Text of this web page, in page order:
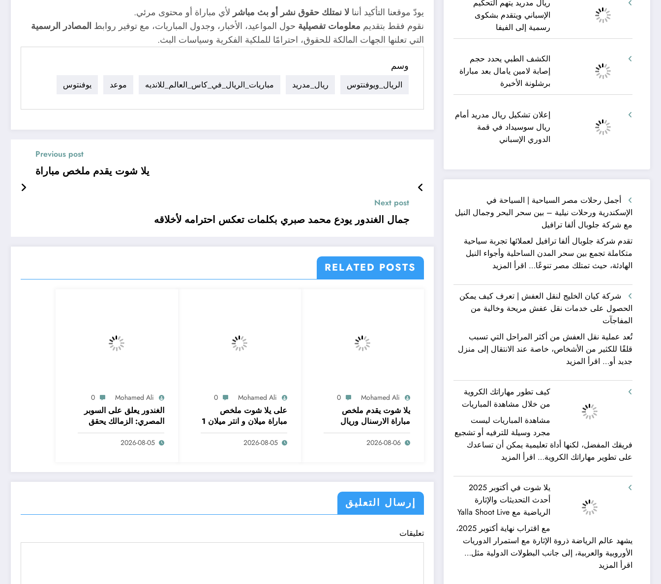
ريال مدريد يتهم التحكيم
الإسباني ويتقدم بشكوى
رسمية إلى الفيفا
الكشف الطبي يحدد حجم
إصابة لامين يامال بعد مباراة
برشلونة الأخيرة
إعلان تشكيل ريال مدريد أمام
ريال سوسيداد في قمة
الدوري الإسباني
أجمل رحلات مصر السياحية | السياحة في
الإسكندرية ورحلات نيلية – بين سحر البحر وجمال النيل
مع شركة جلوبال ألفا ترافيل
تقدم شركة جلوبال ألفا ترافيل لعملائها تجربة سياحية
متكاملة تجمع بين سحر المدن الساحلية وأجواء النيل
الهادئة، حيث تمتلك مصر تنوعًا… اقرأ المزيد
مصر
السياحية
السياحة
في
نيلية
–
سحر
البحر
وجمال
مع
شركة
جلوبال
ألفا
ترافيل
شركة كيان الخليج لنقل العفش | تعرف كيف يمكن
الحصول على خدمات نقل عفش مريحة وخالية من
المفاجآت
تُعد عملية نقل العفش من أكثر المراحل التي تسبب
قلقًا للكثير من الأشخاص، خاصة عند الانتقال إلى منزل
جديد أو… اقرأ المزيد
الخليج
العفش
تعرف
كيف
الحصول
خدمات
عفش
مريحة
وخالية
كيف تطور مهاراتك الكروية
من خلال مشاهدة المباريات
مشاهدة المباريات ليست
مجرد وسيلة للترفيه أو تشجيع
فريقك المفضل، لكنها أداة تعليمية يمكن أن تساعدك
على تطوير مهاراتك الكروية… اقرأ المزيد
مهاراتك
الكروية
من
خلال
مشاهدة
المباريات
يلا شوت في أكتوبر 2025
أحدث التحديثات والإثارة
الرياضية مع Yalla Shoot Live
مع اقتراب نهاية أكتوبر 2025،
يشهد عالم الرياضة ذروة الإثارة مع استمرار الدوريات
الأوروبية والعربية، إلى جانب البطولات الدولية مثل…
اقرأ المزيد
يودّ موقعنا التأكيد أننالا نمتلك حقوق نشر أو بث مباشر لأي مباراة أو محتوى مرئي.
نقوم فقط بتقديم معلومات تفصيلية حول المواعيد، الأخبار، وجدول المباريات، مع توفير روابط المصادر الرسمية
التي تعلنها الجهات المالكة للحقوق، احترامًا للملكية الفكرية وسياسات البث.
وسم
الريال_ويوفنتوس ريال_مدريد مباريات_الريال_في_كاس_العالم_للانديه موعد يوفنتوس
Previous post
يلا شوت يقدم ملخص مباراة
Next post
جمال الغندور يودع محمد صبري بكلمات تعكس احترامه لأخلاقه
RELATED POSTS
Mohamed Ali
0
يلا شوت يقدم ملخص
مباراة الارسنال وريال
بيتيس 1
2026-08-06
Mohamed Ali
0
على يلا شوت ملخص
مباراة ميلان و انتر ميلان 1
2026-08-05
Mohamed Ali
0
الغندور يعلق على السوبر
المصري: الزمالك يحقق
إنجازًا بالفوز – شاهد الآن
2026-08-05
إرسال التعليق
تعليقات